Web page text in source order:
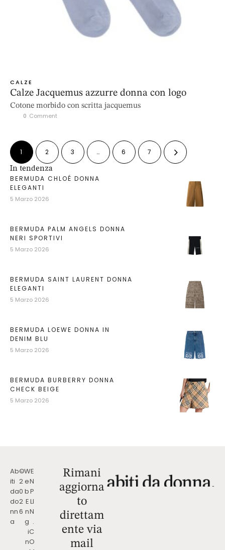
CALZE
Calze Jacquemus azzurre donna con logo
Cotone morbido con scritta jacquemus
0 Comment
1 2 3 … 6 7
In tendenza
BERMUDA CHLOÉ DONNA
ELEGANTI
5 Marzo 2026
BERMUDA PALM ANGELS DONNA
NERI SPORTIVI
5 Marzo 2026
BERMUDA SAINT LAURENT DONNA
ELEGANTI
5 Marzo 2026
BERMUDA LOEWE DONNA IN
DENIM BLU
5 Marzo 2026
BERMUDA BURBERRY DONNA
CHECK BEIGE
5 Marzo 2026
Ab
iti
da
do
nn
a
©
2
0
2
6
W
e
b
E
n
g
i
n
E
N
P
LI
N
.
C
O
Rimani
aggiorna
to
direttam
ente via
mail